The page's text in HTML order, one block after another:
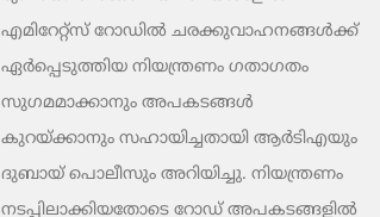
എമിറേറ്റ്സ് റോഡിൽ ചരക്കുവാഹനങ്ങൾക്ക്
ഏർപ്പെടുത്തിയ നിയന്ത്രണം ഗതാഗതം
സുഗമമാക്കാനും അപകടങ്ങൾ
കുറയ്ക്കാനും സഹായിച്ചതായി ആർടിഎയും
ദുബായ് പൊലീസും അറിയിച്ചു. നിയന്ത്രണം
നടപ്പിലാക്കിയതോടെ റോഡ് അപകടങ്ങളിൽ